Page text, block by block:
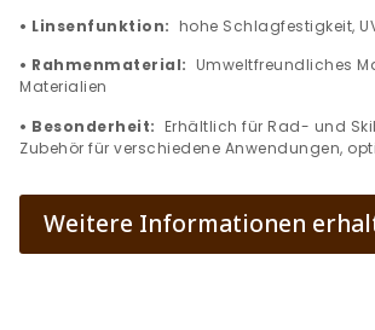
• Linsenfunktion: hohe Schlagfestigkeit,
• Rahmenmaterial: Umweltfreundliches
Materialien
• Besonderheit: Erhältlich für Rad- und
Zubehör für verschiedene Anwendungen,
Weitere Informationen